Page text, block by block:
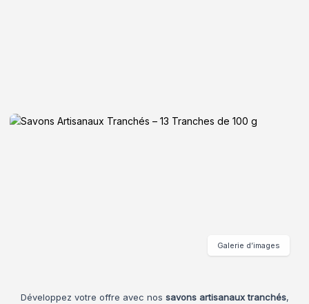
Développez votre offre avec nos savons artisanaux tranchés,
Galerie d’images